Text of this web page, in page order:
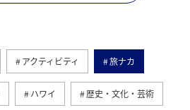
アクティビティ 旅ナカ
ハワイ 歴史・文化・芸術